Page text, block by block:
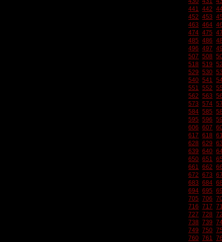
441 442
452 453
463 464
474 475
485 486
496 497
507 508
518 519
529 530
540 541
551 552
562 563
573 574
584 585
595 596
606 607
617 618
628 629
639 640
650 651
661 662
672 673
683 684
694 695
705 706
716 717
727 728
738 739
749 750
760 761